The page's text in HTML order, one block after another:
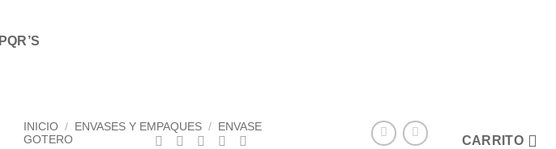
PQR’S
CARRITO
INICIO / ENVASES Y EMPAQUES /
ENVASE
GOTERO